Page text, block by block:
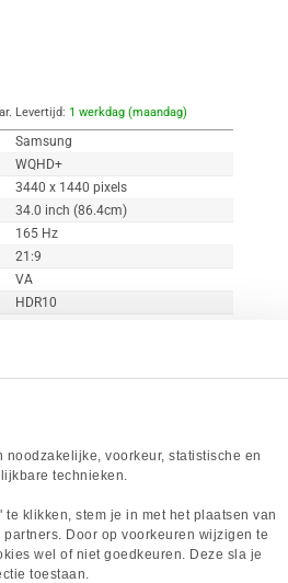
noodzakelijke, voorkeur, statistische en
technieken.
te klikken, stem je in met het plaatsen van
Door op voorkeuren wijzigen te
wel of niet goedkeuren. Deze sla je
toestaan.
Levertijd: 1 werkdag (maandag)
Samsung
WQHD+
3440 x 1440 pixels
34.0 inch (86.4cm)
165 Hz
21:9
VA
HDR10
Full-HD 180Hz
Monitor
119,-